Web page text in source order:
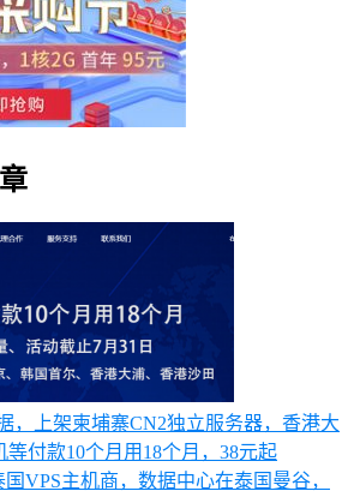
，上架柬埔寨CN2独立服务器，香港大
等付款10个月用18个月，38元起
国VPS主机商，数据中心在泰国曼谷，